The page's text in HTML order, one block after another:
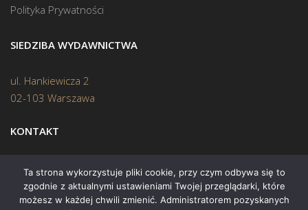
Polityka Prywatności
SIEDZIBA WYDAWNICTWA
ul. Hankiewicza 2
02-103 Warszawa
KONTAKT
Biuro: (22) 45 70 402
Mail:biuro@swiatksiazki.pl
Ta strona wykorzystuje pliki cookie, przy czym odbywa się to
zgodnie z aktualnymi ustawieniami Twojej przeglądarki, które
możesz w każdej chwili zmienić. Administratorem pozyskanych